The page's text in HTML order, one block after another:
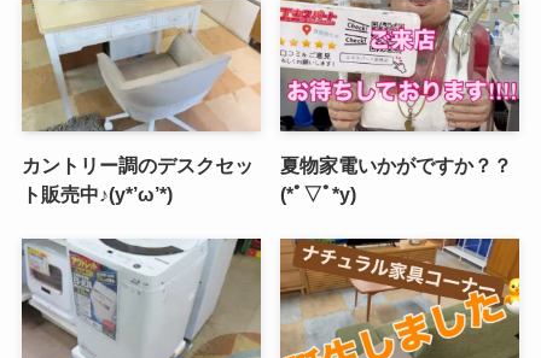
カントリー調のデスクセッ
ト販売中♪(y*’ω’*)
夏物家電いかがですか？？
(*ﾟ▽ﾟ*y)